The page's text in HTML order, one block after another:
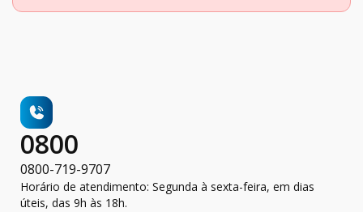
0800
0800-719-9707
Horário de atendimento: Segunda à sexta-feira, em dias
úteis, das 9h às 18h.